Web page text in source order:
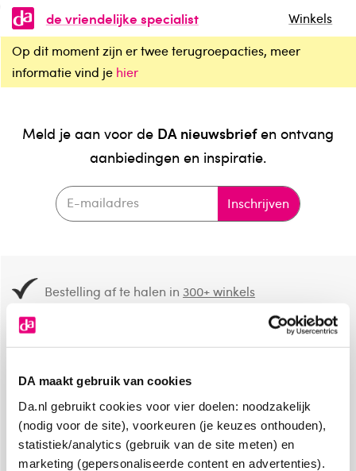
DA maakt gebruik van cookies
Da.nl gebruikt cookies voor vier doelen: noodzakelijk
(nodig voor de site), voorkeuren (je keuzes onthouden),
statistiek/analytics (gebruik van de site meten) en
marketing (gepersonaliseerde content en advertenties).
de vriendelijke specialist
Winkels
Op dit moment zijn er twee terugroepacties, meer
informatie vind je hier
Meld je aan voor de DA nieuwsbriefen ontvang
aanbiedingen en inspiratie.
Inschrijven
Bestelling af te halen in300+ winkels
8.6 uit4.106 reviews
Over DA
Klantenservice